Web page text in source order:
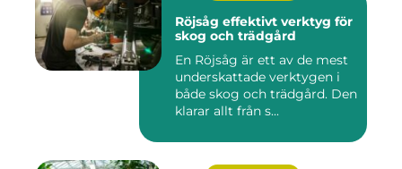
Röjsåg effektivt verktyg för
skog och trädgård
En Röjsåg är ett av de mest
underskattade verktygen i
både skog och trädgård. Den
klarar allt från s...